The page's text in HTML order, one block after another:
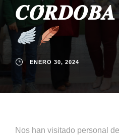
𝑪𝑶́𝑹𝑫𝑶𝑩𝑨
ENERO 30, 2024
Nos han visitado personal